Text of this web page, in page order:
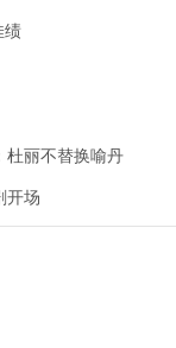
绩
杜丽不替换喻丹
开场